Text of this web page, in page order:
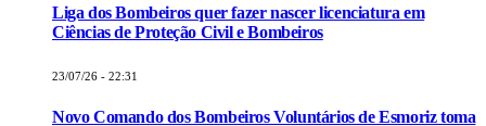
Liga dos Bombeiros quer fazer nascer licenciatura em
Ciências de Proteção Civil e Bombeiros
23/07/26 - 22:31
Novo Comando dos Bombeiros Voluntários de Esmoriz toma